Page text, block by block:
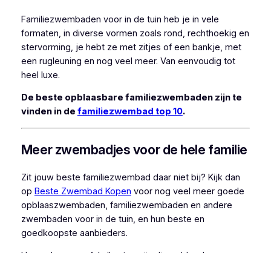
Familiezwembaden voor in de tuin heb je in vele
formaten, in diverse vormen zoals rond, rechthoekig en
stervorming, je hebt ze met zitjes of een bankje, met
een rugleuning en nog veel meer. Van eenvoudig tot
heel luxe.
De beste opblaasbare familiezwembaden zijn te
vinden in de familiezwembad top 10.
Meer zwembadjes voor de hele familie
Zit jouw beste familiezwembad daar niet bij? Kijk dan
op Beste Zwembad Kopen voor nog veel meer goede
opblaaszwembaden, familiezwembaden en andere
zwembaden voor in de tuin, en hun beste en
goedkoopste aanbieders.